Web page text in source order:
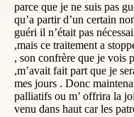
parce que je ne suis pas
qu’a partir d’un certain
guéri il n’était pas
,mais ce traitement a
, son confrère que je vois
,m’avait fait part que je
mes jours . Donc
palliatifs ou m’ offrira la
venu dans haut car les